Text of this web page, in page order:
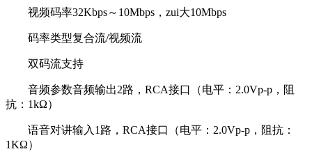
视频码率32Kbps～10Mbps，zui大10Mbps
码率类型复合流/视频流
双码流支持
音频参数音频输出2路，RCA接口（电平：2.0Vp-p，阻
抗：1kΩ）
语音对讲输入1路，RCA接口（电平：2.0Vp-p，阻抗：
1KΩ）